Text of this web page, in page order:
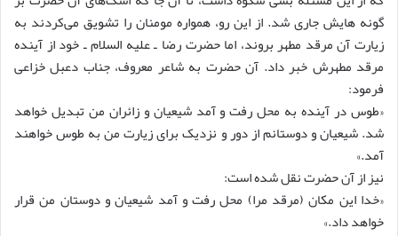
گونه هایش جاری شد. از این رو، همواره مومنان را تشویق می‌کردند به
زیارت آن مرقد مطهر بروند، اما حضرت رضا ـ علیه السلام ـ خود از آینده
مرقد مطهرش خبر داد. آن حضرت به شاعر معروف، جناب دعبل خزاعی
فرمود:
«طوس در آینده به محل رفت و آمد شیعیان و زائران من تبدیل خواهد
شد. شیعیان و دوستانم از دور و نزدیک برای زیارت من به طوس خواهند
آمد.»
نیز از آن حضرت نقل شده است:
«خدا این مکان (مرقد مرا) محل رفت و آمد شیعیان و دوستان من قرار
خواهد داد.»